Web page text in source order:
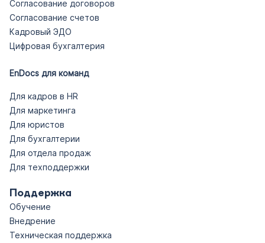
            }
        }
    },
    "Position": {
        "description": "Должность
сотрудника",
        "example": ""Директор
департамента""
    },
    "State": {
        "required": false,
        "type": "string",
}
Согласование договоров
Согласование счетов
Кадровый ЭДО
Цифровая бухгалтерия
EnDocs для команд
Для кадров в HR
Для маркетинга
Для юристов
Для бухгалтерии
Для отдела продаж
Для техподдержки
Поддержка
Обучение
Внедрение
Техническая поддержка